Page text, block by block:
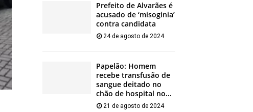
Prefeito de Alvarães é
acusado de ‘misoginia’
contra candidata
24 de agosto de 2024
Papelão: Homem
recebe transfusão de
sangue deitado no
chão de hospital no...
21 de agosto de 2024